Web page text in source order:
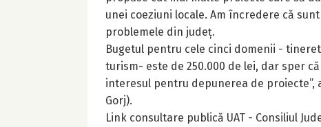
unei coeziuni locale. Am încredere că
problemele din județ.
Bugetul pentru cele cinci domenii -
turism- este de 250.000 de lei, dar sper
interesul pentru depunerea de
Gorj).
Link consultare publică UAT - Consiliul